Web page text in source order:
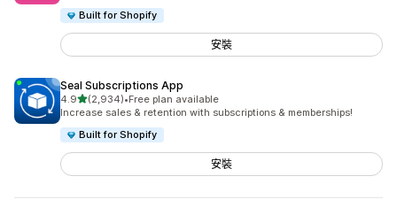
Built for Shopify
安裝
Seal Subscriptions App
4.9滿分 5 顆星
(2,934)
共有 2934 則評價
•Free plan available
Increase sales & retention with subscriptions & memberships!
Built for Shopify
安裝